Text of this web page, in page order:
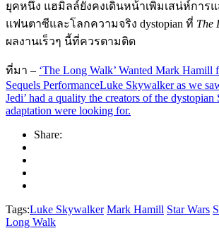
ยุคหนึ่ง แฮมิลล์ยังคงเดินหน้าเพิ่มเสน่ห์การ
แฟนตาซีและโลกความจริง dystopian ที่ The
ผลงานเร็วๆ นี้ที่ควรตามติด
ที่มา – ‘The Long Walk’ Wanted Mark Hamill
Sequels PerformanceLuke Skywalker as we
Jedi’ had a quality the creators of the
adaptation were looking for.
Share:
Tags:Luke Skywalker Mark Hamill Star Wars
Long Walk